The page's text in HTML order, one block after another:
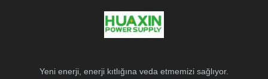
Yeni enerji, enerji kıtlığına veda etmemizi sağlıyor.